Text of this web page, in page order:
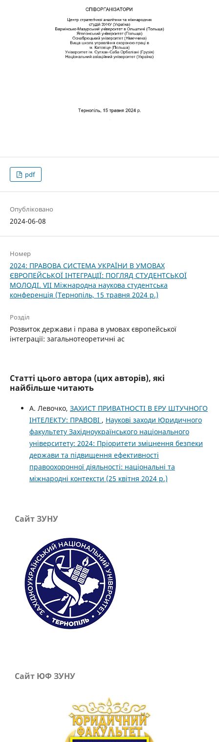
pdf
Опубліковано
2024-06-08
Номер
2024: ПРАВОВА СИСТЕМА УКРАЇНИ В УМОВАХ
ЄВРОПЕЙСЬКОЇ ІНТЕГРАЦІЇ: ПОГЛЯД СТУДЕНТСЬКОЇ
МОЛОДІ. VІІ Міжнародна наукова студентська
конференція (Тернопіль, 15 травня 2024 р.)
Розділ
Розвиток держави і права в умовах європейської
інтеграції: загальнотеоретичні ас
Статті цього автора (цих авторів), які
найбільше читають
А. Левочко, ЗАХИСТ ПРИВАТНОСТІ В ЕРУ ШТУЧНОГО
ІНТЕЛЕКТУ: ПРАВОВІ , Наукові заходи Юридичного
факультету Західноукраїнського національного
університету: 2024: Пріоритети зміцнення безпеки
держави та підвищення ефективності
правоохоронної діяльності: національні та
міжнародні контексти (25 квітня 2024 р.)
Сайт ЗУНУ
Сайт ЮФ ЗУНУ